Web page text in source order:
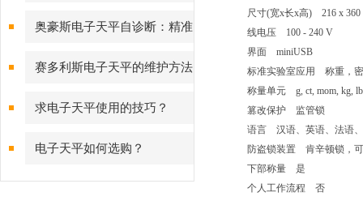
设定与期间核查方法
奥豪斯电子天平自诊断：精准
测量背后的故障预警守护
赛多利斯电子天平的维护方法
有哪些？
求电子天平使用的技巧？
电子天平如何选购？
尺寸(宽x长x高) 216 x 360
线电压 100 - 240 V
界面 miniUSB
标准实验室应用 称重，
称量单元 g, ct, mom, kg,
篡改保护 监管锁
语言 汉语、英语、法语
防盗锁装置 肯辛顿锁，
下部称量 是
个人工作流程 否